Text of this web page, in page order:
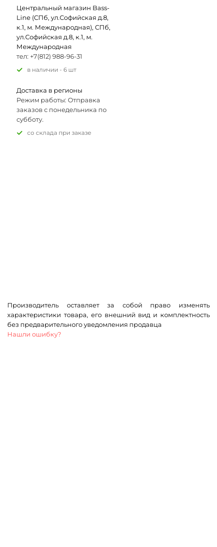
Центральный магазин Bass-
Line (СПб, ул.Софийская д.8,
к.1, м. Международная), СПб,
ул.Софийская д.8, к.1, м.
Международная
тел: +7(812) 988-96-31
В наличии - 6 шт
Доставка в регионы
Режим работы: Отправка
заказов с понедельника по
субботу.
Со склада при заказе
Производитель оставляет за собой право изменять
характеристики товара, его внешний вид и комплектность
без предварительного уведомления продавца
Нашли ошибку?